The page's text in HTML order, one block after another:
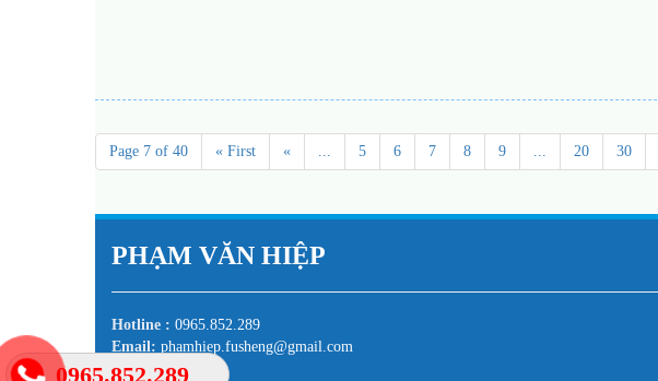
0965.852.289
Page 7 of 40 « First « ... 5 6 7 8 9 ... 20 30
PHẠM VĂN HIỆP
Hotline : 0965.852.289
Email: phamhiep.fusheng@gmail.com